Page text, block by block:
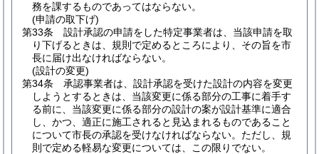
務を課するものであってはならない。
(申請の取下げ)
第33条
設計承認の申請をした特定事業者は、当該申請を取
り下げるときは、規則で定めるところにより、その旨を市
長に届け出なければならない。
(設計の変更)
第34条
承認事業者は、設計承認を受けた設計の内容を変更
しようとするときは、当該変更に係る部分の工事に着手す
る前に、当該変更に係る部分の設計の案が設計基準に適合
し、かつ、適正に施工されると見込まれるものであること
について市長の承認を受けなければならない。 ただし、規
則で定める軽易な変更については、この限りでない。